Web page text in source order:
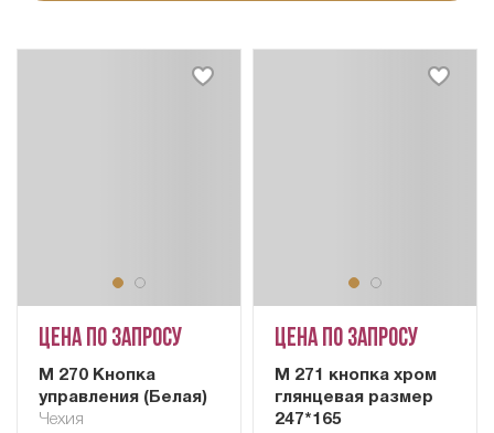
Цена по запросу
М 270 Кнопка
управления (Белая)
Чехия
Цена по запросу
М 271 кнопка хром
глянцевая размер
247*165